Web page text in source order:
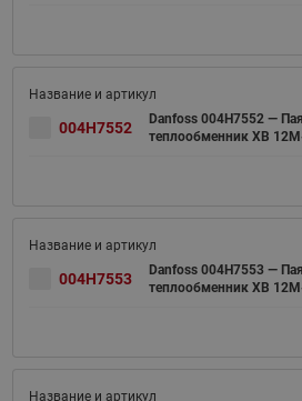
004H7552
Danfoss 004H7552 —
теплообменник XB
004H7553
Danfoss 004H7553 —
теплообменник XB